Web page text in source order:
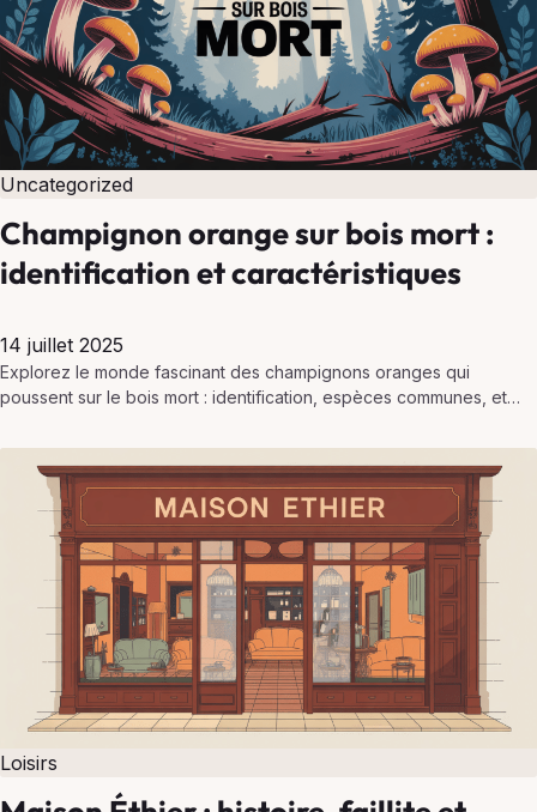
Uncategorized
Champignon orange sur bois mort :
identification et caractéristiques
14 juillet 2025
Explorez le monde fascinant des champignons oranges qui
poussent sur le bois mort : identification, espèces communes, et
Loisirs